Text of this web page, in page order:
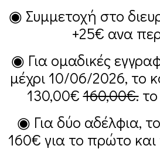
◉ Συμμετοχή στο
+25€ ανα
◉ Για ομαδικές
μέχρι 10/06/2026, το
130,00€160,00€.το
◉ Για δύο αδέλφια,
160€ για το πρώτο και